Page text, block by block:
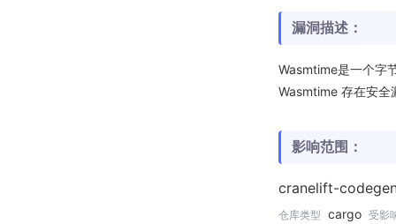
漏洞描述：
Wasmtime是一个字
Wasmtime 存在安全
影响范围：
cranelift-
仓库类型 cargo 受影